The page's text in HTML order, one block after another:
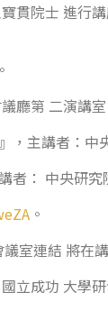
貫院士 進行
廳第 二演講
主講者：
： 中央研
。
室連結 將在
立成功 大學